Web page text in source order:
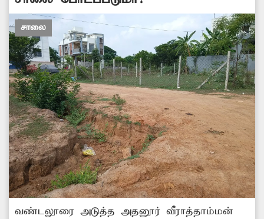
சாலை
வண்டலூரை அடுத்த அதனூர் வீராத்தாம்மன்